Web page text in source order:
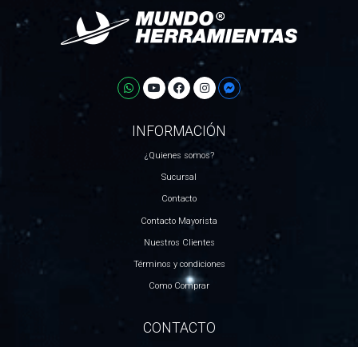
INFORMACIÓN
¿Quienes somos?
Sucursal
Contacto
Contacto Mayorista
Nuestros Clientes
Términos y condiciones
Como Comprar
CONTACTO